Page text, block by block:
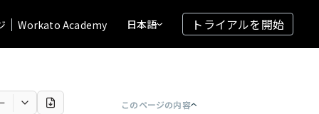
Workato Academy 日本語 トライアルを開始
このページの内容